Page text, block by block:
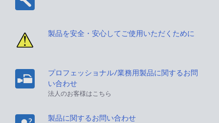
製品を安全・安心してご使用いただくために
プロフェッショナル/業務用製品に関するお問
い合わせ
法人のお客様はこちら
製品に関するお問い合わせ